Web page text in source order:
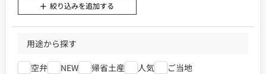
絞り込みを追加する
用途から探す
空弁 NEW 帰省土産 人気
ご当地